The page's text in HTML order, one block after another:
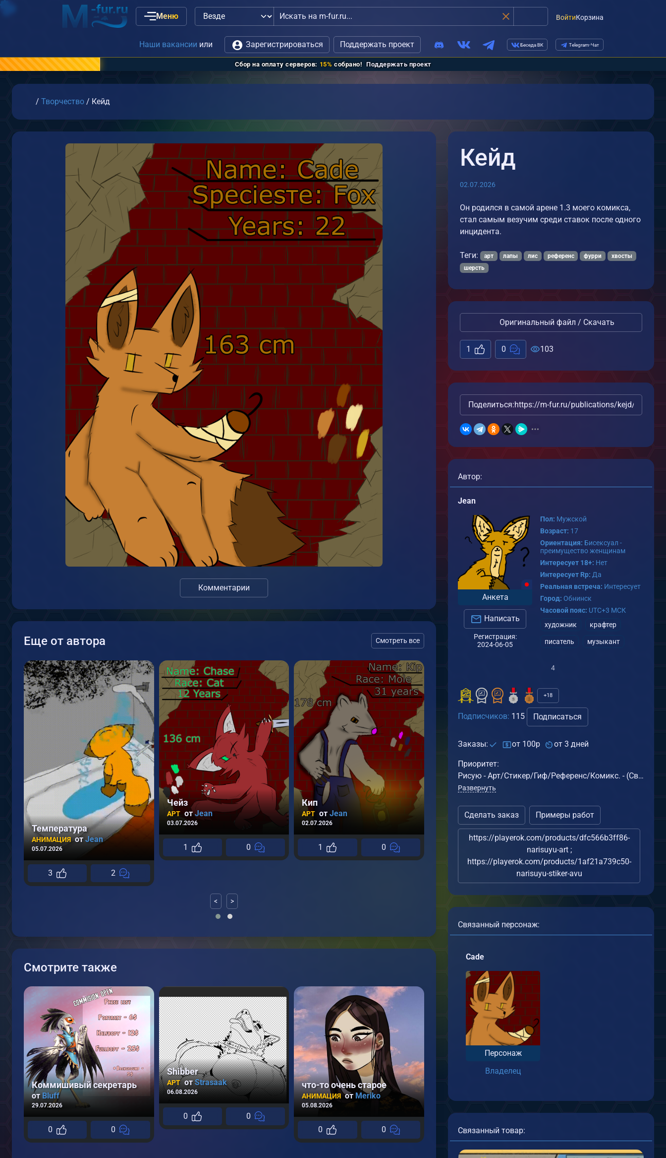
Меню ВойтиКорзина
связь с администрацией Зарегистрироваться Поддержать проект Беседа ВК Telegram-Чат
Сбор на оплату серверов: 15% собрано! Поддержать проект
Главная
/ Творчество / Кейд
Комментарии
Еще от автора Смотреть все
Температура
АНИМАЦИЯ от Jean
05.07.2026
3 2
Чейз
АРТ отJean
03.07.2026
1 0
Кип
АРТ отJean
02.07.2026
1 0
Искры душ Глава 1.2
КОМИКС отJean
0
АРТ от
26.06.2026
< >
Смотрите также
Коммишивый секретарь
отBluff
29.07.2026
0 0
Shibber
АРТ отStrasaak
06.08.2026
0 0
что-то очень старое
АНИМАЦИЯ от Meriko
05.08.2026
0 0
отRush Fox
Кейд
02.07.2026
Он родился в самой арене 1.3 моего комикса,
стал самым везучим среди ставок после одного
инцидента.
Теги: арт лапы лис референс фурри
хвосты
шерсть
Оригинальный файл / Скачать
1 0 103
Поделиться:https://m-fur.ru/publications/kejd/
Автор:
Jean
Анкета
Написать
Регистрация:
2024-06-05
Пол: Мужской
Возраст: 17
Ориентация: Бисексуал -
преимущество женщинам
Интересует 18+: Нет
Интересует Rp: Да
Реальная встреча: Интересует
Город: Обнинск
Часовой пояс: UTC+3 МСК
художник
крафтер
писатель музыкант
4
+18
Подписчиков: 115 Подписаться
Заказы: от 100р от 3 дней
Приоритет:
Рисую - Арт/Стикер/Гиф/Референс/Комикс. - (Свободен: пн, вт, ср: 14-16:00+-; чт, пт: 14-22:00; Сб, Вс: 9-15:00) - размер 1000x1000 и меньше.
Развернуть
Сделать заказ Примеры работ
https://playerok.com/products/dfc566b3ff86-
narisuyu-art ;
https://playerok.com/products/1af21a739c50-
narisuyu-stiker-avu
Связанный персонаж:
Cade
Персонаж
Владелец
Связанный товар: